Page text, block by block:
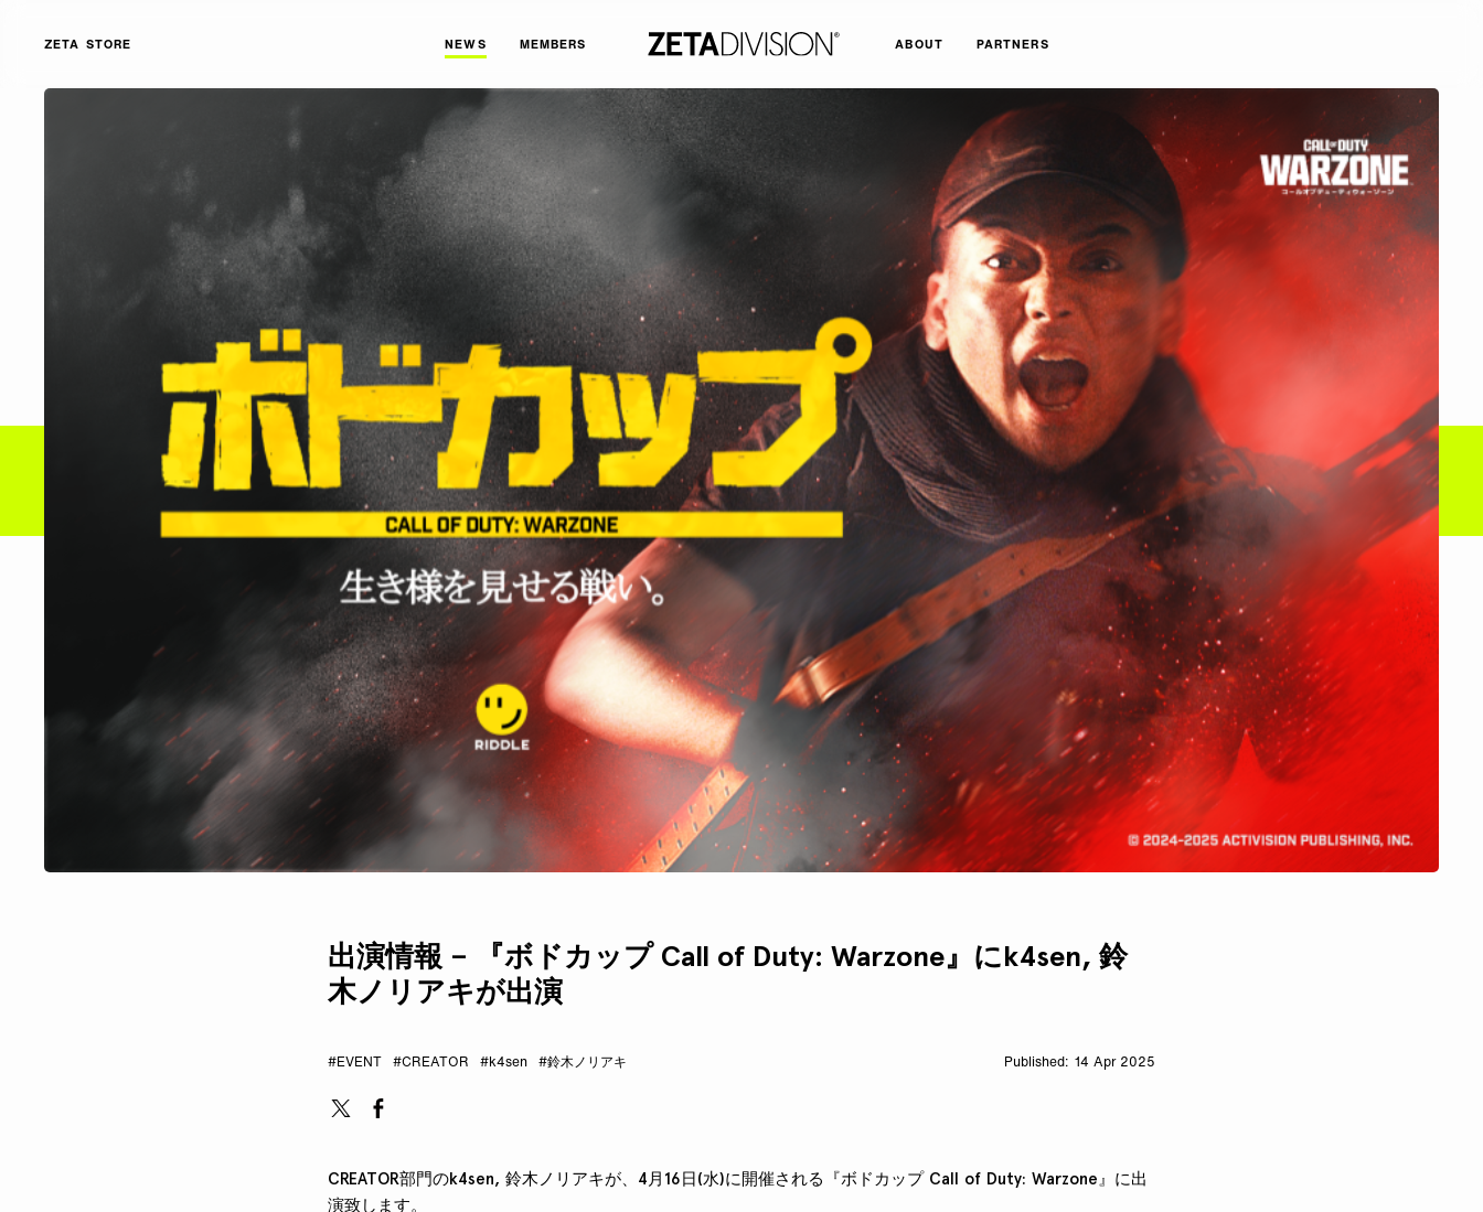
NEWS MEMBERS ABOUT PARTNERS
ZETA STORE
出演情報 – 『ボドカップ Call of Duty: Warzone』にk4sen, 鈴
木ノリアキが出演
#EVENT #CREATOR #k4sen #鈴木ノリアキ 14 Apr 2025
CREATOR部門のk4sen, 鈴木ノリアキが、4月16日(水)に開催される『ボドカップ Call of Duty: Warzone』に出
演致します。